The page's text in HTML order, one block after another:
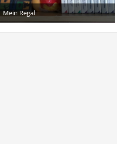
Mein Regal
19. Mai 2015
3